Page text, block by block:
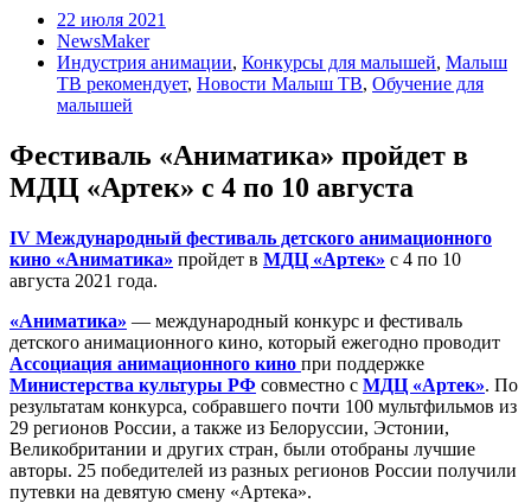
22 июля 2021
NewsMaker
Индустрия анимации, Конкурсы для малышей, Малыш
ТВ рекомендует, Новости Малыш ТВ, Обучение для
малышей
Фестиваль «Аниматика» пройдет в
МДЦ «Артек» с 4 по 10 августа
IV Международный фестиваль детского анимационного
кино «Аниматика» пройдет в МДЦ «Артек» с 4 по 10
августа 2021 года.
«Аниматика» — международный конкурс и фестиваль
детского анимационного кино, который ежегодно проводит
Ассоциация анимационного кино при поддержке
Министерства культуры РФ совместно с МДЦ «Артек». По
результатам конкурса, собравшего почти 100 мультфильмов из
29 регионов России, а также из Белоруссии, Эстонии,
Великобритании и других стран, были отобраны лучшие
авторы. 25 победителей из разных регионов России получили
путевки на девятую смену «Артека».